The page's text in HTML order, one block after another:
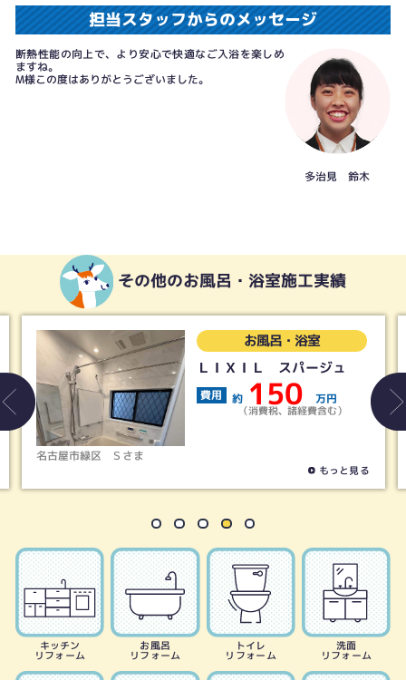
担当スタッフからのメッセージ
断熱性能の向上で、より安心で快適なご入浴を楽しめ
ますね。
M様この度はありがとうございました。
多治見 鈴木
その他のお風呂・浴室施工実績
名古屋市緑区 Ｓさま
お風呂・浴室
ＬＩＸＩＬ スパージュ
費用 約 150 万円
（消費税、諸経費含む）
もっと見る
キッチン
リフォーム
お風呂
リフォーム
トイレ
リフォーム
洗面
リフォーム